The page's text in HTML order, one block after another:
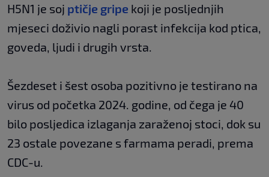
H5N1 je soj ptičje gripe koji je posljednjih
mjeseci doživio nagli porast infekcija kod ptica,
goveda, ljudi i drugih vrsta.
Šezdeset i šest osoba pozitivno je testirano na
virus od početka 2024. godine, od čega je 40
bilo posljedica izlaganja zaraženoj stoci, dok su
23 ostale povezane s farmama peradi, prema
CDC-u.